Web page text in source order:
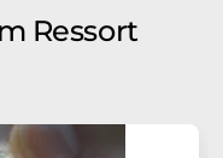
Ressort